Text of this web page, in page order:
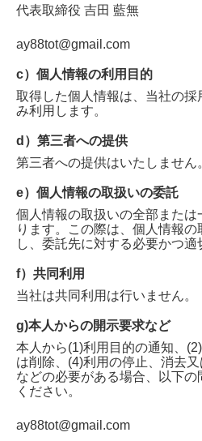
代表取締役 吉田 藍無
ay88tot@gmail.com
c）個人情報の利用目的
取得した個人情報は、当社の
み利用します。
d）第三者への提供
第三者への提供はいたしません
e）個人情報の取扱いの委託
個人情報の取扱いの全部また
ります。この際は、個人情報
し、委託先に対する必要かつ適
f）共同利用
当社は共同利用は行いません。
g)本人からの開示要求など
本人から(1)利用目的の通知、
は削除、(4)利用の停止、消去
などの必要がある場合、以下
ください。
ay88tot@gmail.com